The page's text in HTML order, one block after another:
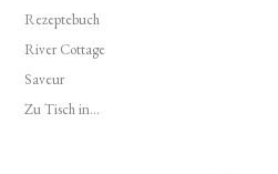
Rezeptebuch
River Cottage
Saveur
Zu Tisch in...